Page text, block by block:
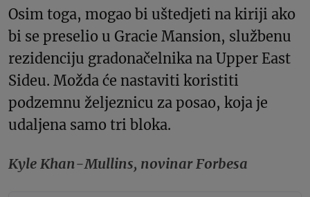
Osim toga, mogao bi uštedjeti na kiriji ako
bi se preselio u Gracie Mansion, službenu
rezidenciju gradonačelnika na Upper East
Sideu. Možda će nastaviti koristiti
podzemnu željeznicu za posao, koja je
udaljena samo tri bloka.
Kyle Khan-Mullins, novinar Forbesa